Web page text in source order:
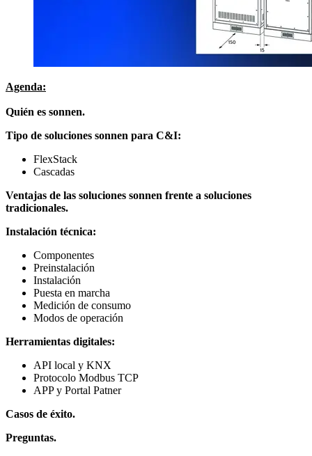
Agenda:
Quién es sonnen.
Tipo de soluciones sonnen para C&I:
FlexStack
Cascadas
Ventajas de las soluciones sonnen frente a soluciones
tradicionales.
Instalación técnica:
Componentes
Preinstalación
Instalación
Puesta en marcha
Medición de consumo
Modos de operación
Herramientas digitales:
API local y KNX
Protocolo Modbus TCP
APP y Portal Patner
Casos de éxito.
Preguntas.